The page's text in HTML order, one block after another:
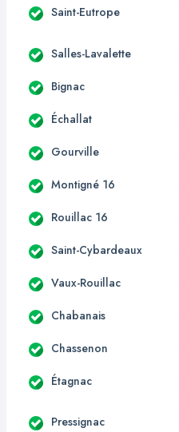
Saint-Eutrope
Salles-Lavalette
Bignac
Échallat
Gourville
Montigné 16
Rouillac 16
Saint-Cybardeaux
Vaux-Rouillac
Chabanais
Chassenon
Étagnac
Pressignac